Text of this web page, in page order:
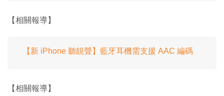
【相關報導】
【新 iPhone 聽靚聲】藍牙耳機需支援 AAC 編碼
【相關報導】